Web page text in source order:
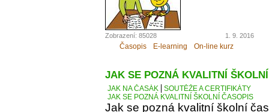
Zobrazení: 85028 1. 9. 2016
Časopis E-learning On-line kurz
JAK SE POZNÁ KVALITNÍ
JAK NA ČASÁK
SOUTĚŽE A CERTIFIKÁTY
JAK SE POZNÁ KVALITNÍ ŠKOLNÍ ČASOPIS
Jak se pozná kvalitní školní